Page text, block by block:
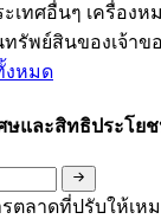
เทศอื่นๆ เครื่อง
รัพย์สินของเจ้าข
งหมด
ษและสิทธิประโย
ตลาดที่ปรับให้เหม